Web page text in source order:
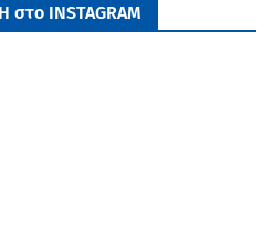
INSTAGRAM